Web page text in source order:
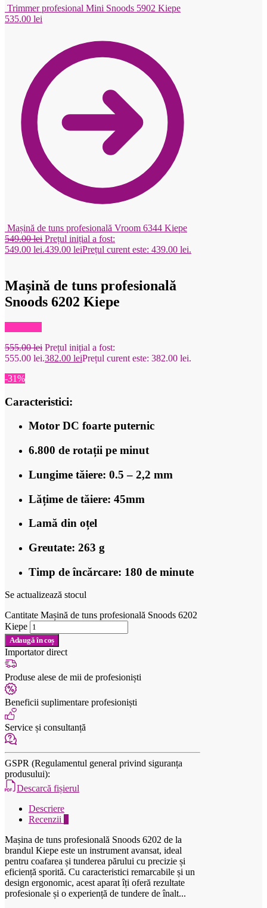
Trimmer profesional Mini Snoods 5902 Kiepe
535.00 lei
Mașină de tuns profesională Vroom 6344 Kiepe
549.00lei Prețul inițial a fost:
549.00 lei.439.00 leiPrețul curent este: 439.00 lei.
Mașină de tuns profesională
Snoods 6202 Kiepe
555.00lei Prețul inițial a fost:
555.00 lei.382.00 leiPrețul curent este: 382.00 lei.
-31%
Caracteristici:
Motor DC foarte puternic
6.800 de rotații pe minut
Lungime tăiere: 0.5 – 2,2 mm
Lățime de tăiere: 45mm
Lamă din oțel
Greutate: 263 g
Timp de încărcare: 180 de minute
Se actualizează stocul
Cantitate Mașină de tuns profesională Snoods 6202
Kiepe
Adaugă în coș
Importator direct
Produse alese de mii de profesioniști
Beneficii suplimentare profesioniști
Service și consultanță
GSPR (Regulamentul general privind siguranța
produsului):
Descarcă fișierul
Descriere
Recenzii
Mașina de tuns profesională Snoods 6202 de la
brandul Kiepe este un instrument avansat, ideal
pentru coafarea și tunderea părului cu precizie și
eficiență sporită. Cu caracteristici remarcabile și un
design ergonomic, acest aparat îți oferă rezultate
profesionale și o experiență de tundere de înalt...